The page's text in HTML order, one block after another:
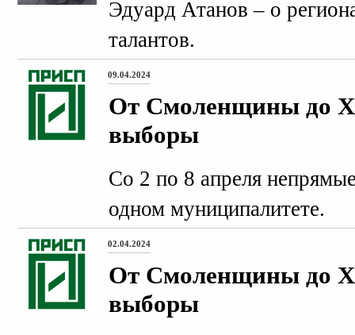
Эдуард Атанов – о
талантов.
09.04.2024
От Смоленщины до
выборы
Со 2 по 8 апреля
одном муниципалитете.
02.04.2024
От Смоленщины до
выборы